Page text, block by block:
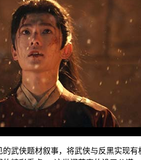
武侠题材叙事，将武侠与反黑实现